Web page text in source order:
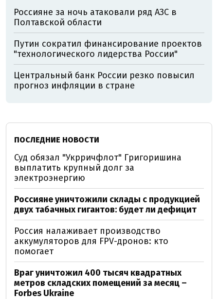
Россияне за ночь атаковали ряд АЗС в
Полтавской области
Путин сократил финансирование проектов
"технологического лидерства России"
Центральный банк России резко повысил
прогноз инфляции в стране
ПОСЛЕДНИЕ НОВОСТИ
Суд обязал "Укрричфлот" Григоришина
выплатить крупный долг за
электроэнергию
Россияне уничтожили склады с продукцией
двух табачных гигантов: будет ли дефицит
Россия налаживает производство
аккумуляторов для FPV-дронов: кто
помогает
Враг уничтожил 400 тысяч квадратных
метров складских помещений за месяц –
Forbes Ukraine